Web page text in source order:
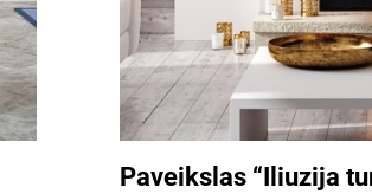
Paveikslas “Iliuzija